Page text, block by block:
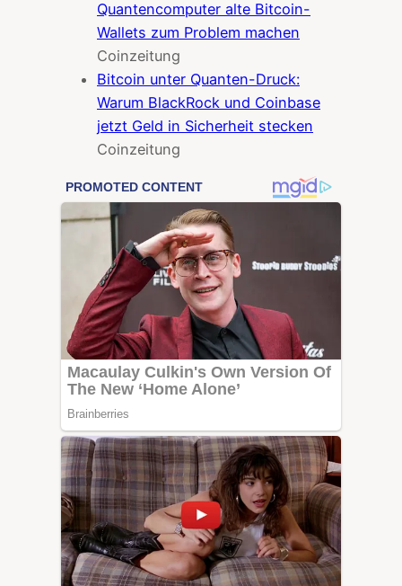
Quantencomputer alte Bitcoin-
Wallets zum Problem machen
Coinzeitung
Bitcoin unter Quanten-Druck:
Warum BlackRock und Coinbase
jetzt Geld in Sicherheit stecken
Coinzeitung